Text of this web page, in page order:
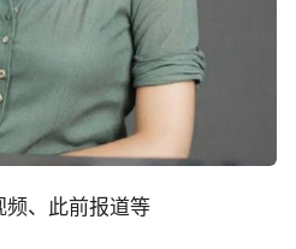
频、此前报道等